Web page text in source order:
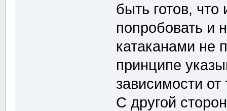
быть готов, что
попробовать и
катаканами не
принципе
зависимости
С другой